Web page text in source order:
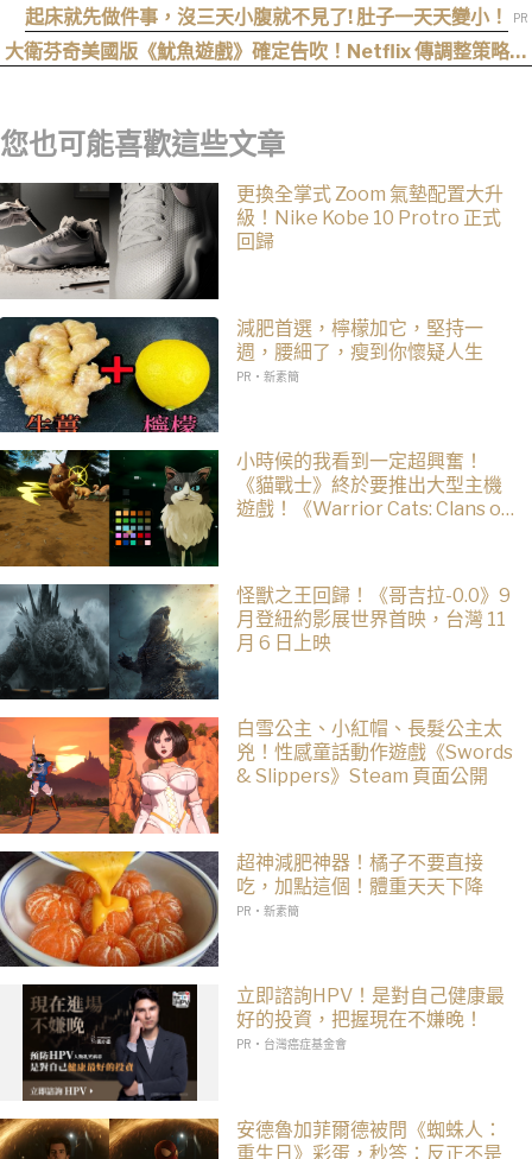
上映時間曝光
起床就先做件事，沒三天小腹就不見了! 肚子一天天變小！
大衛芬奇美國版《魷魚遊戲》確定告吹！Netflix 傳調整策略，
您也可能喜歡這些文章
更換全掌式 Zoom 氣墊配置大升
級！Nike Kobe 10 Protro 正式
回歸
減肥首選，檸檬加它，堅持一
週，腰細了，瘦到你懷疑人生
PR・新素簡
小時候的我看到一定超興奮！
《貓戰士》終於要推出大型主機
遊戲！《Warrior Cats: Clans of
怪獸之王回歸！《哥吉拉-0.0》9
月登紐約影展世界首映，台灣 11
月 6 日上映
白雪公主、小紅帽、長髮公主太
兇！性感童話動作遊戲《Swords
& Slippers》Steam 頁面公開
超神減肥神器！橘子不要直接
吃，加點這個！體重天天下降
PR・新素簡
立即諮詢HPV！是對自己健康最
好的投資，把握現在不嫌晚！
PR・台灣癌症基金會
安德魯加菲爾德被問《蜘蛛人：
重生日》彩蛋，秒答：反正不是